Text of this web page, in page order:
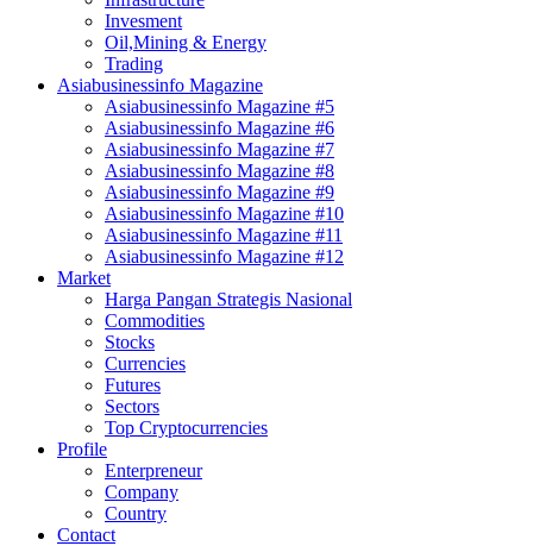
Invesment
Oil,Mining & Energy
Trading
Asiabusinessinfo Magazine
Asiabusinessinfo Magazine #5
Asiabusinessinfo Magazine #6
Asiabusinessinfo Magazine #7
Asiabusinessinfo Magazine #8
Asiabusinessinfo Magazine #9
Asiabusinessinfo Magazine #10
Asiabusinessinfo Magazine #11
Asiabusinessinfo Magazine #12
Market
Harga Pangan Strategis Nasional
Commodities
Stocks
Currencies
Futures
Sectors
Top Cryptocurrencies
Profile
Enterpreneur
Company
Country
Contact